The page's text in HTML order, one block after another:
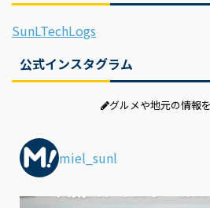
SunLTechLogs
公式インスタグラム
グルメや地元の情報
miel_sunl